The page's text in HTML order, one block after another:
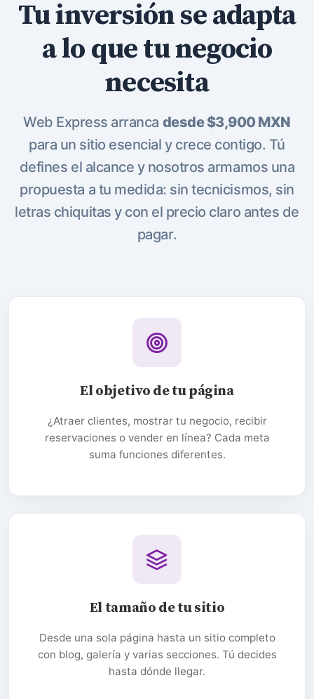
Tu inversión se adapta
a lo que tu negocio
necesita
Web Express arranca desde $3,900 MXN
para un sitio esencial y crece contigo. Tú
defines el alcance y nosotros armamos una
propuesta a tu medida: sin tecnicismos, sin
letras chiquitas y con el precio claro antes de
pagar.
El objetivo de tu página
¿Atraer clientes, mostrar tu negocio, recibir
reservaciones o vender en línea? Cada meta
suma funciones diferentes.
El tamaño de tu sitio
Desde una sola página hasta un sitio completo
con blog, galería y varias secciones. Tú decides
hasta dónde llegar.